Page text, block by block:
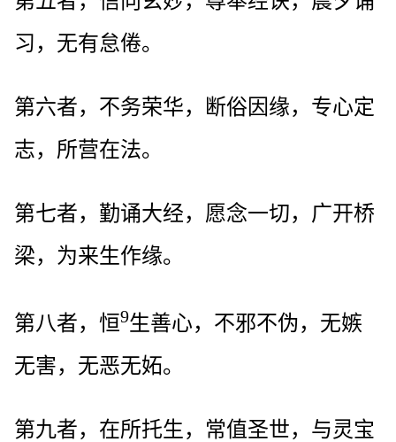
习，无有怠倦。
第六者，不务荣华，断俗因缘，专心定
志，所营在法。
第七者，勤诵大经，愿念一切，广开桥
梁，为来生作缘。
第八者，恒9生善心，不邪不伪，无嫉
无害，无恶无妬。
第九者，在所托生，常值圣世，与灵宝